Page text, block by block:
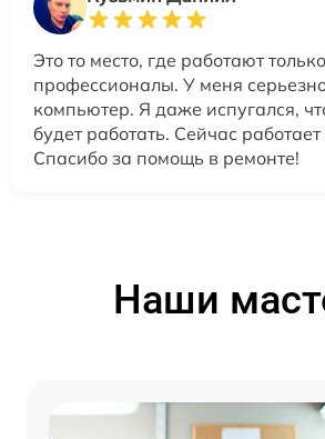
Это то место, где работают только
профессионалы. У меня
компьютер. Я даже испугался,
будет работать. Сейчас
Спасибо за помощь в ремонте!
Наши